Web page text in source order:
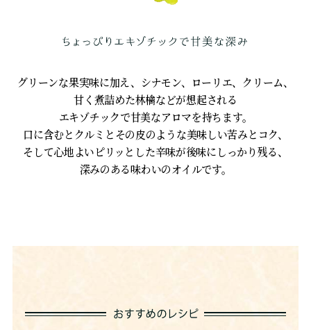
グリーンな果実味に加え、シナモン、ローリエ、クリーム、
甘く煮詰めた林檎などが想起される
エキゾチックで甘美なアロマを持ちます。
口に含むとクルミとその皮のような美味しい苦みとコク、
そして心地よいピリッとした辛味が後味にしっかり残る、
深みのある味わいのオイルです。